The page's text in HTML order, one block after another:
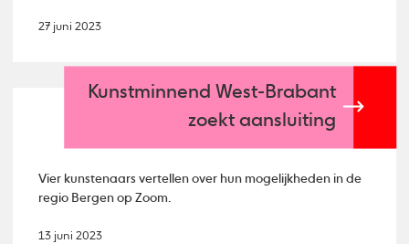
27 juni 2023
Kunstminnend West-Brabant
zoekt aansluiting
Vier kunstenaars vertellen over hun mogelijkheden in de
regio Bergen op Zoom.
13 juni 2023